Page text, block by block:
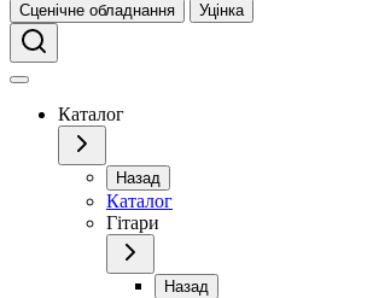
Сценічне обладнання
Уцінка
Каталог
Назад
Каталог
Гітари
Назад